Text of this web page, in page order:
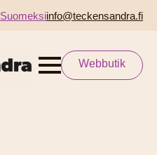
Suomeksiinfo@teckensandra.fi
Webbutik